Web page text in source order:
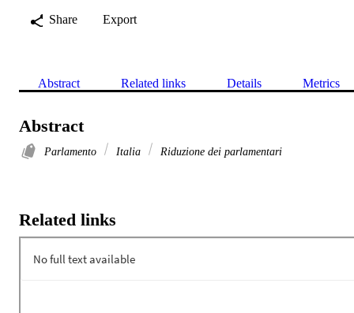
Share
Export
Abstract Related links Details Metrics
Abstract
Parlamento Italia Riduzione dei parlamentari
Related links